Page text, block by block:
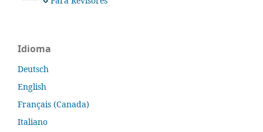
Idioma
Deutsch
English
Français (Canada)
Italiano